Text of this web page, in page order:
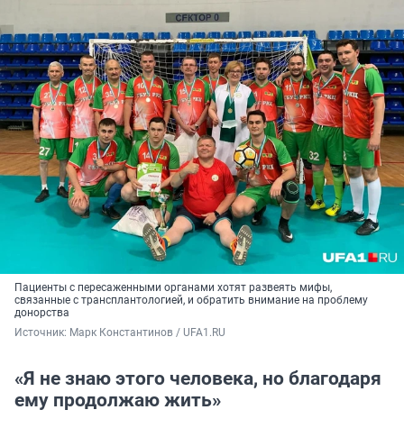
Пациенты с пересаженными органами хотят развеять мифы,
связанные с трансплантологией, и обратить внимание на проблему
донорства
Источник: Марк Константинов / UFA1.RU
«Я не знаю этого человека, но благодаря
ему продолжаю жить»